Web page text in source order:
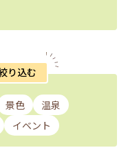
り込む
景色
温泉
イベント